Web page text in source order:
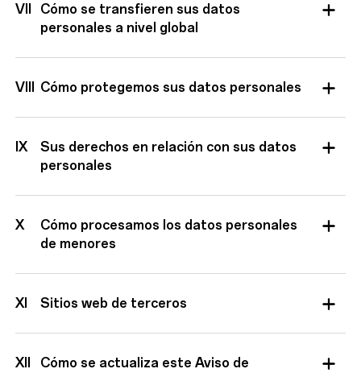
VII
Cómo se transfieren sus datos
personales a nivel global
VIII Cómo protegemos sus datos personales
IX
Sus derechos en relación con sus datos
personales
X
Cómo procesamos los datos personales
de menores
XI Sitios web de terceros
XII
Cómo se actualiza este Aviso de